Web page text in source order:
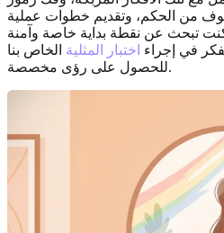
من الحكم، وتقديم خطوات عملية
كنت تبحث عن نقطة بداية خاصة وآمنة
في إجراء اختبار المثلية الخاص بنا
للحصول على رؤى مخصصة.